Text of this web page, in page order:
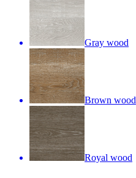
Gray wood
Brown wood
Royal wood